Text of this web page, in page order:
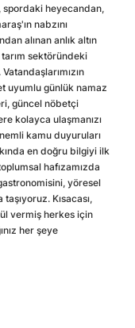
heyecandan,
nabzını
alınan anlık altın
sektöründeki
uyumlu günlük namaz
güncel nöbetçi
kolayca ulaşmanızı
kamu duyuruları
en doğru bilgiyi ilk
hafızamızda
yöresel
Kısacası,
vermiş herkes için
her şeye